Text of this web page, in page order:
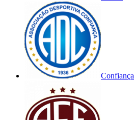
Confiança